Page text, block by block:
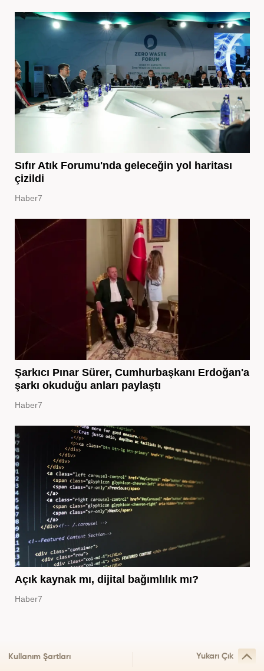
Sıfır Atık Forumu'nda geleceğin yol haritası
çizildi
Haber7
Şarkıcı Pınar Sürer, Cumhurbaşkanı Erdoğan'a
şarkı okuduğu anları paylaştı
Haber7
Açık kaynak mı, dijital bağımlılık mı?
Haber7
Kullanım Şartları Yukarı Çık